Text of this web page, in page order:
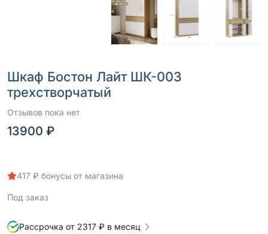
Шкаф Бостон Лайт ШК-003
трехстворчатый
Отзывов пока нет
13900 ₽
417 ₽ бонусы от магазина
Под заказ
Рассрочка от 2317 ₽ в месяц